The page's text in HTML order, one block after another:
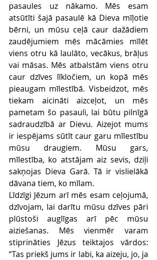
pasaules uz nākamo. Mēs esam
atsūtīti šajā pasaulē kā Dieva mīļotie
bērni, un mūsu ceļā caur dažādiem
zaudējumiem mēs mācāmies mīlēt
viens otru kā laulāto, vecākus, brāļus
vai māsas. Mēs atbalstām viens otru
caur dzīves līkločiem, un kopā mēs
pieaugam mīlestībā. Visbeidzot, mēs
tiekam aicināti aizceļot, un mēs
pametam šo pasauli, lai būtu pilnīgā
sadraudzībā ar Dievu. Aizejot mums
ir iespējams sūtīt caur garu mīlestību
mūsu draugiem. Mūsu gars,
mīlestība, ko atstājam aiz sevis, dziļi
sakņojas Dieva Garā. Tā ir vislielākā
dāvana tiem, ko mīlam.
Līdzīgi Jēzum arī mēs esam ceļojumā,
dzīvojam, lai darītu mūsu dzīves pāri
plūstoši auglīgas arī pēc mūsu
aiziešanas. Mēs vienmēr varam
stiprināties Jēzus teiktajos vārdos:
“Tas priekš jums ir labi, ka aizeju, jo, ja